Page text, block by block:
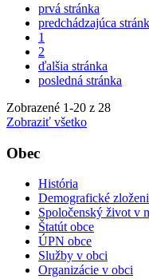
prvá stránka
predchádzajúca
1
2
ďalšia stránka
posledná stránka
Zobrazené 1-20 z 28
Zobraziť všetko
Obec
História
Demografické
Spoločenský život v
Štatút obce
ÚPN obce
Služby v obci
Organizácie v obci